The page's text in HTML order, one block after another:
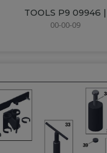
TOOLS P9 09946 |
00-00-09